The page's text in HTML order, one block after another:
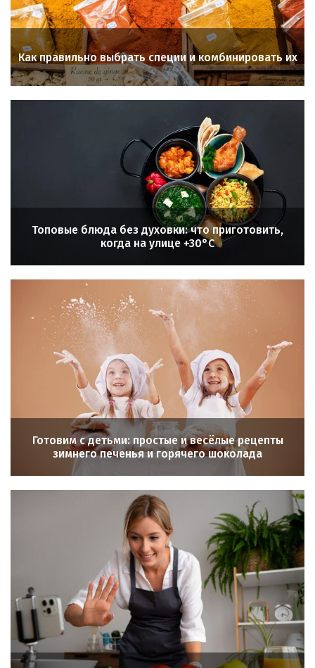
Как правильно выбрать специи и комбинировать их
Топовые блюда без духовки: что приготовить,
когда на улице +30°C
Готовим с детьми: простые и весёлые рецепты
зимнего печенья и горячего шоколада